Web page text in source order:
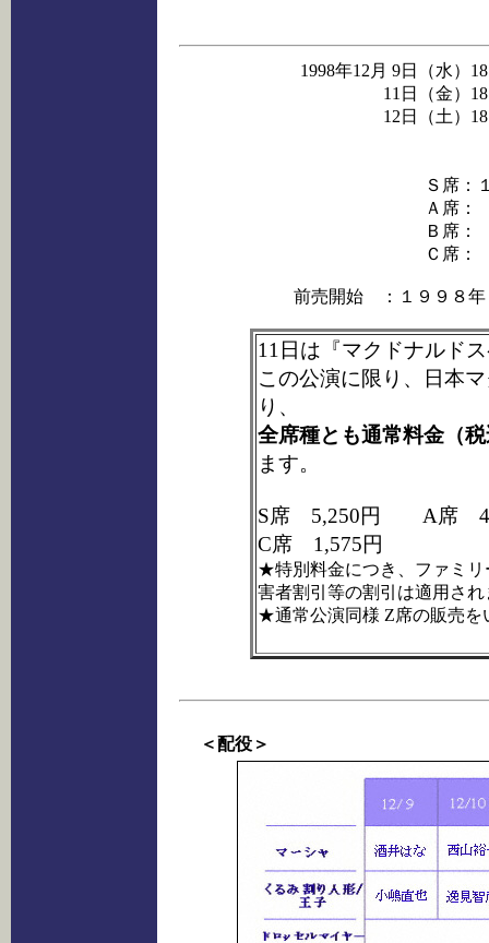
1998年12月 9日（水）
11日（金）
12日（土）
Ｓ席：
Ａ席：
Ｂ席：
Ｃ席：
前売開始 ：１９９８年
11日は『マクドナルド
この公演に限り、日本
り、
全席種とも通常料金（
ます。
S席 5,250円 A席
C席 1,575円
★特別料金につき、ファミリ
害者割引等の割引は適用され
★通常公演同様 Z席の販売を
＜配役＞